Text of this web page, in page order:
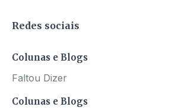
Redes sociais
Colunas e Blogs
Faltou Dizer
Colunas e Blogs